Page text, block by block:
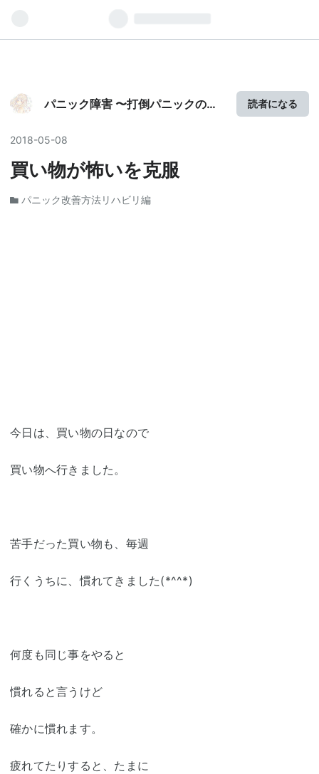
パニック障害 〜打倒パニックの
読者になる
2018-05-08
買い物が怖いを克服
パニック改善方法リハビリ編
今日は、買い物の日なので
買い物へ行きました。
苦手だった買い物も、毎週
行くうちに、慣れてきました(*^^*)
何度も同じ事をやると
慣れると言うけど
確かに慣れます。
疲れてたりすると、たまに